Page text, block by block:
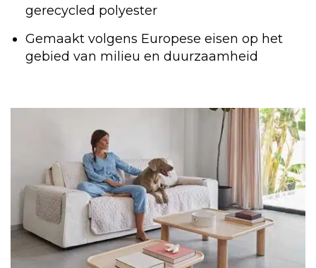
gerecycled polyester
Gemaakt volgens Europese eisen op het
gebied van milieu en duurzaamheid